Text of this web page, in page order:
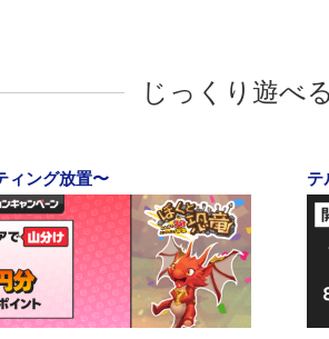
じっくり遊べ
ィング放置〜 テ